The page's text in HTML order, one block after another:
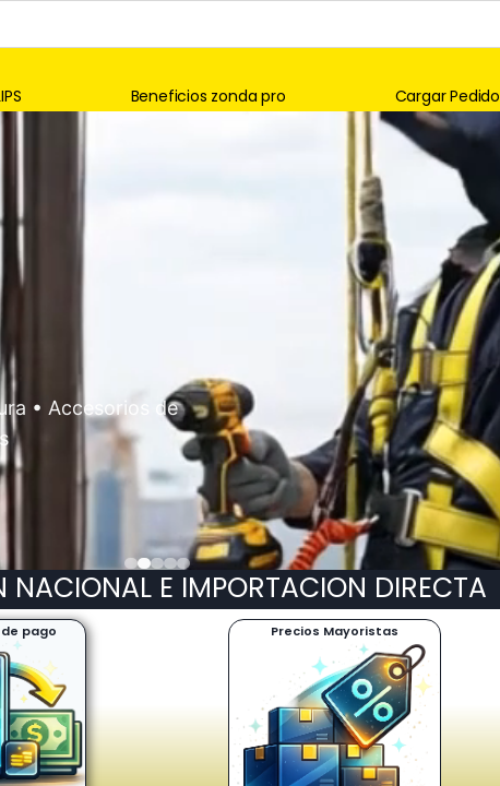
Beneficios zonda pro Cargar Pedido
en inoxidable •
Automotor
NACIONAL E IMPORTACION DIRECTA
pago Precios Mayoristas